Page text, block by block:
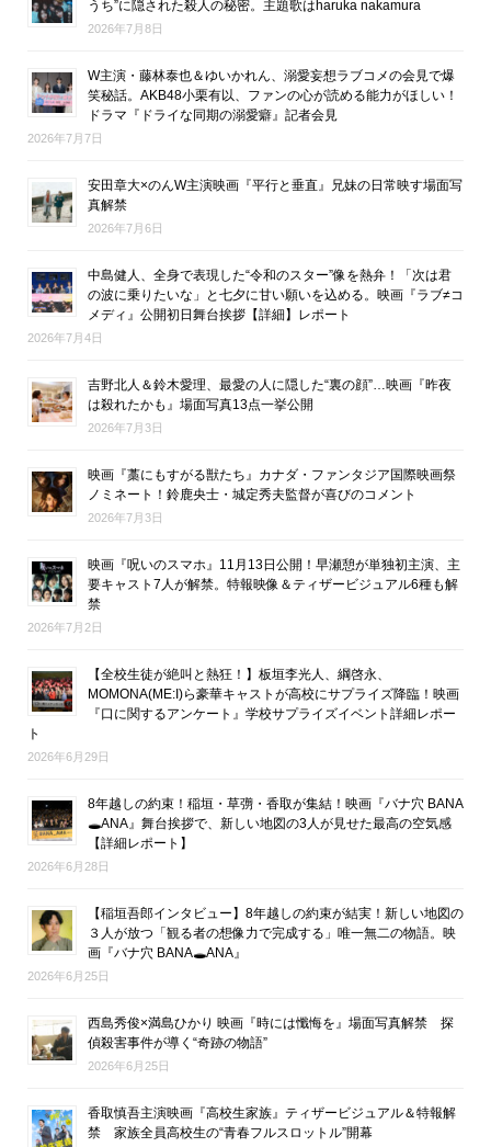
うち”に隠された殺人の秘密。主題歌はharuka nakamura
2026年7月8日
W主演・藤林泰也＆ゆいかれん、溺愛妄想ラブコメの会見で爆
笑秘話。AKB48小栗有以、ファンの心が読める能力がほしい！
ドラマ『ドライな同期の溺愛癖』記者会見
2026年7月7日
安田章大×のんW主演映画『平行と垂直』兄妹の日常映す場面写
真解禁
2026年7月6日
中島健人、全身で表現した“令和のスター”像を熱弁！「次は君
の波に乗りたいな」と七夕に甘い願いを込める。映画『ラブ≠コ
メディ』公開初日舞台挨拶【詳細】レポート
2026年7月4日
吉野北人＆鈴木愛理、最愛の人に隠した“裏の顔”…映画『昨夜
は殺れたかも』場面写真13点一挙公開
2026年7月3日
映画『藁にもすがる獣たち』カナダ・ファンタジア国際映画祭
ノミネート！鈴鹿央士・城定秀夫監督が喜びのコメント
2026年7月3日
映画『呪いのスマホ』11月13日公開！早瀬憩が単独初主演、主
要キャスト7人が解禁。特報映像＆ティザービジュアル6種も解
禁
2026年7月2日
【全校生徒が絶叫と熱狂！】板垣李光人、綱啓永、
MOMONA(ME:I)ら豪華キャストが高校にサプライズ降臨！映画
『口に関するアンケート』学校サプライズイベント詳細レポー
ト
2026年6月29日
8年越しの約束！稲垣・草彅・香取が集結！映画『バナ穴 BANA
🕳ANA』舞台挨拶で、新しい地図の3人が見せた最高の空気感
【詳細レポート】
2026年6月28日
【稲垣吾郎インタビュー】8年越しの約束が結実！新しい地図の
３人が放つ「観る者の想像力で完成する」唯一無二の物語。映
画『バナ穴 BANA🕳ANA』
2026年6月25日
西島秀俊×満島ひかり 映画『時には懺悔を』場面写真解禁 探
偵殺害事件が導く“奇跡の物語”
2026年6月25日
香取慎吾主演映画『高校生家族』ティザービジュアル＆特報解
禁 家族全員高校生の“青春フルスロットル”開幕